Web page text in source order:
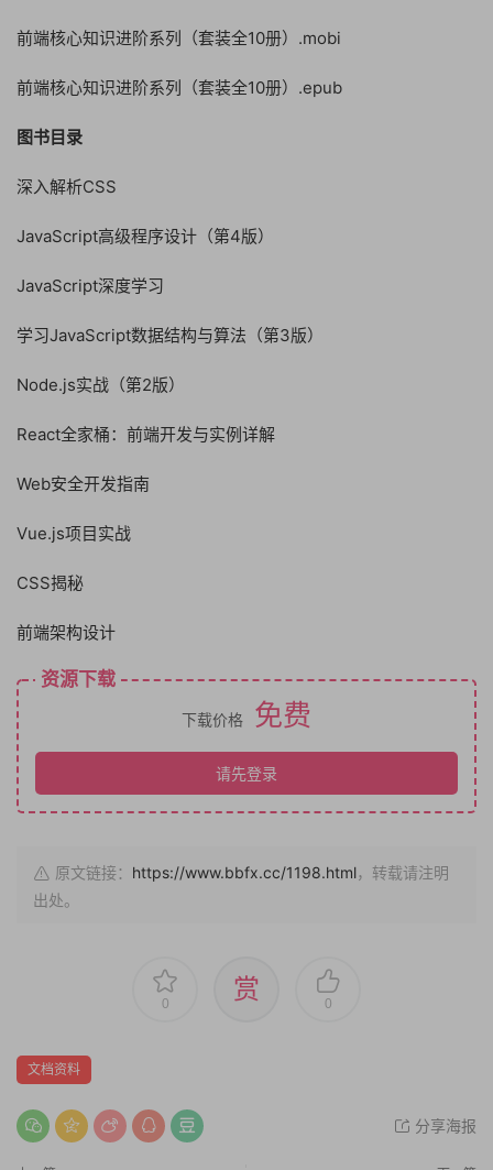
前端核心知识进阶系列（套装全10册）.mobi
前端核心知识进阶系列（套装全10册）.epub
图书目录
深入解析CSS
JavaScript高级程序设计（第4版）
JavaScript深度学习
学习JavaScript数据结构与算法（第3版）
Node.js实战（第2版）
React全家桶：前端开发与实例详解
Web安全开发指南
Vue.js项目实战
CSS揭秘
前端架构设计
资源下载
下载价格 免费
请先登录
原文链接： https://www.bbfx.cc/1198.html，转载请注明
出处。
0 赏 0
文档资料
分享海报